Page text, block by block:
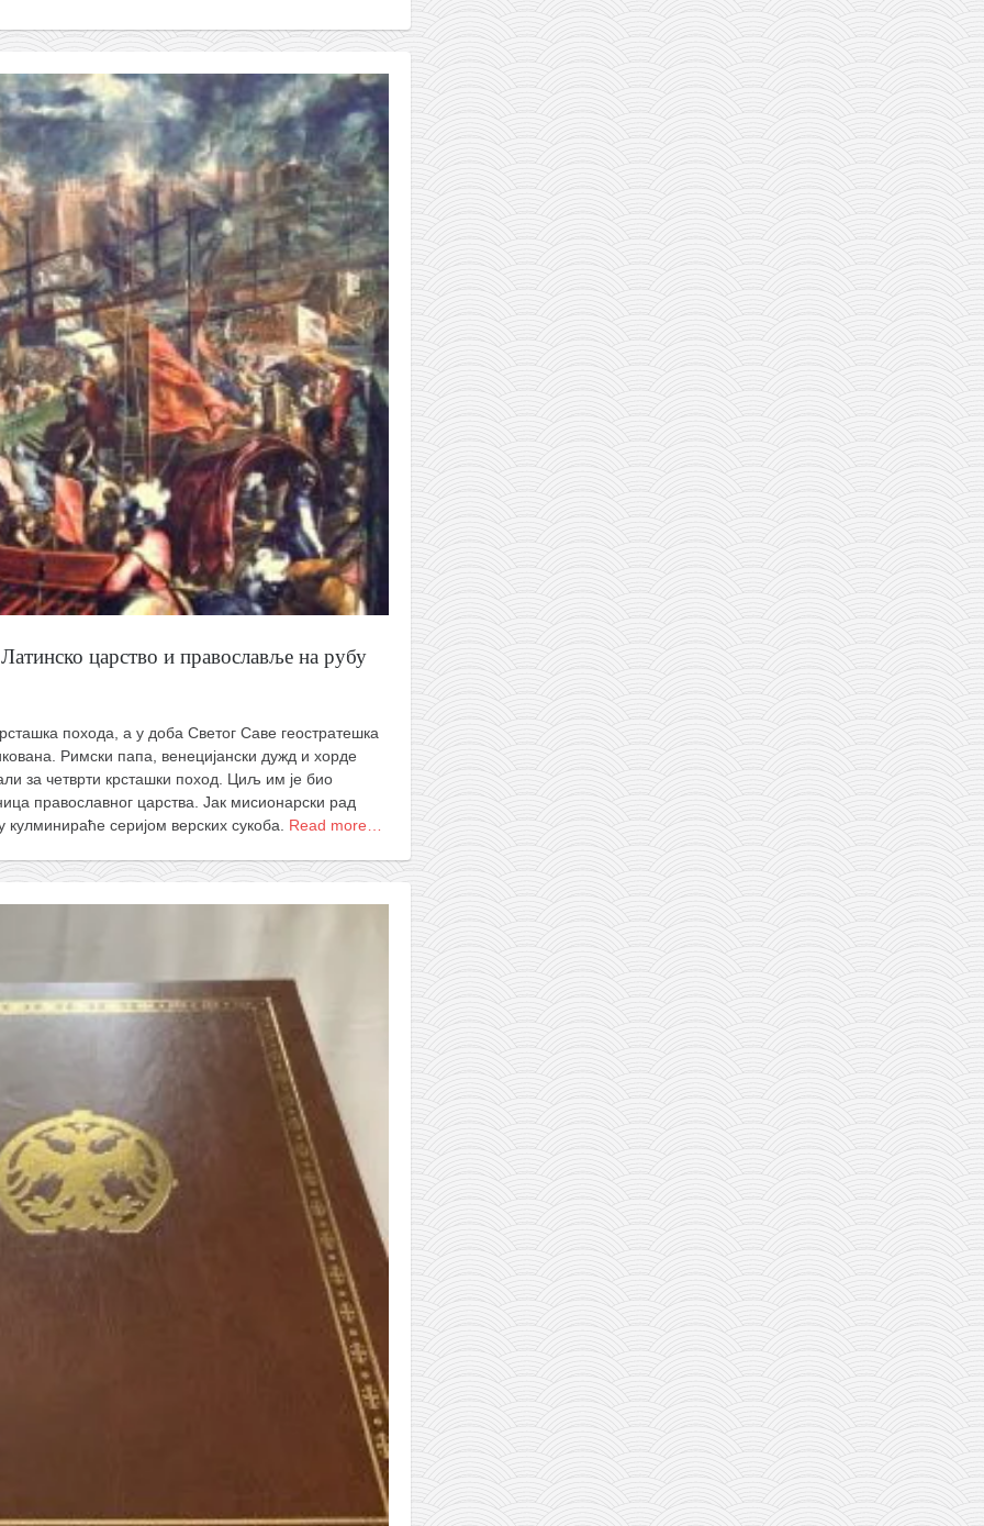
царство и православље на рубу
похода, а у доба Светог Саве геостратешка
Римски папа, венецијански дужд и хорде
за четврти крсташки поход. Циљ им је био
православног царства. Јак мисионарски рад
серијом верских сукоба. Read more…